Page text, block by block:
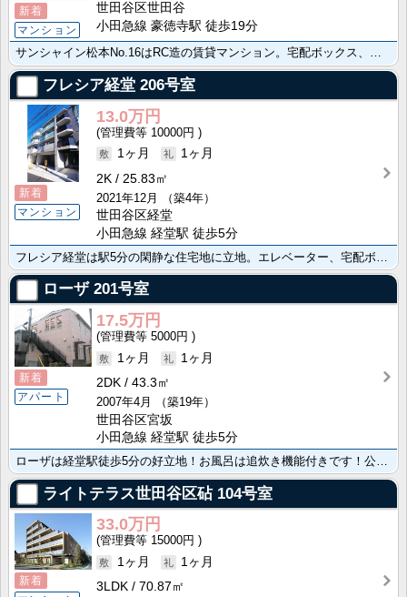
新着
マンション
世田谷区世田谷
小田急線 豪徳寺駅 徒歩19分
サンシャイン松本No.16はRC造の賃貸マンション。宅配ボックス、エレベーター完備 生活便利
フレシア経堂 206号室
新着
マンション
13.0万円
10000円
1ヶ月
1ヶ月
2K
25.83㎡
2021年12月
（築4年）
世田谷区経堂
小田急線 経堂駅 徒歩5分
ローザ201号室
新着
アパート
17.5万円
5000円
1ヶ月
1ヶ月
2DK
43.3㎡
2007年4月
（築19年）
世田谷区宮坂
小田急線 経堂駅 徒歩5分
ライトテラス世田谷区砧104号室
新着
33.0万円
15000円
1ヶ月
1ヶ月
3LDK
70.87㎡